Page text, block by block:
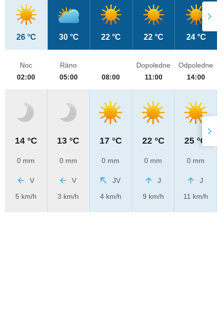
26 °C 30 °C 22 °C 22 °C 24 °C
Noc
02:00
14 °C
0 mm
V
5 km/h
Ráno
05:00
13 °C
0 mm
V
3 km/h
08:00
17 °C
0 mm
JV
4 km/h
Dopoledne
11:00
22 °C
0 mm
J
9 km/h
Odpoledne
14:00
25 °C
0 mm
J
11 km/h